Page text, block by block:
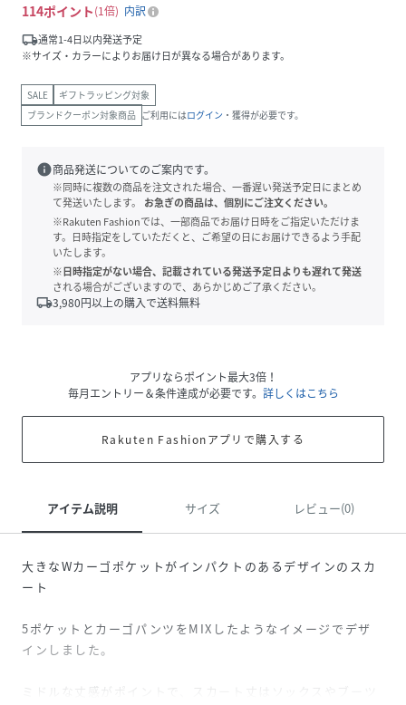
114ポイント 1倍
内訳
local_shipping通常1-4日以内発送予定
※サイズ・カラーによりお届け日が異なる場合があります。
SALE
ギフトラッピング対象
ブランドクーポン対象商品 ご利用にはログイン ・獲得が必要です。
info商品発送についてのご案内です。
※同時に複数の商品を注文された場合、一番遅い発送予定日にまとめ
て発送いたします。
お急ぎの商品は、個別にご注文ください。
※Rakuten Fashionでは、一部商品でお届け日時をご指定いただけま
す。日時指定をしていただくと、ご希望の日にお届けできるよう手配
いたします。
※日時指定がない場合、記載されている発送予定日よりも遅れて発送
される場合がございますので、あらかじめご了承ください。
local_shipping3,980円以上の購入で送料無料
アプリならポイント最大3倍！
毎月エントリー＆条件達成が必要です。 詳しくはこちら
Rakuten Fashionアプリで購入する
アイテム説明 サイズ レビュー(0)
大きなWカーゴポケットがインパクトのあるデザインのスカ
ート
5ポケットとカーゴパンツをMIXしたようなイメージでデザ
インしました。
ミドルな丈感がポイントで、スカート丈はソックスやブーツ